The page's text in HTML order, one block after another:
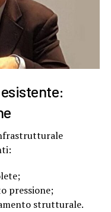
pressione;
strutturale.